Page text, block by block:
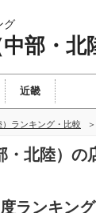
グ
部・北
近畿
ランキング・比較
・北陸）
ランキング